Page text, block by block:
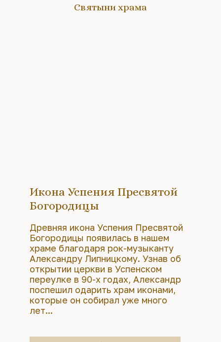
Святыни храма
Икона Успения Пресвятой
Богородицы
Древняя икона Успения Пресвятой
Богородицы появилась в нашем
храме благодаря рок-музыканту
Александру Липницкому. Узнав об
открытии церкви в Успенском
переулке в 90-х годах, Александр
поспешил одарить храм иконами,
которые он собирал уже много
лет...